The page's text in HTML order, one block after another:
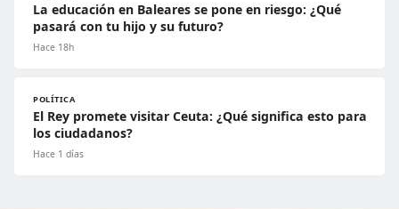
La educación en Baleares se pone en riesgo: ¿Qué
pasará con tu hijo y su futuro?
Hace 18h
POLÍTICA
El Rey promete visitar Ceuta: ¿Qué significa esto para
los ciudadanos?
Hace 1 días